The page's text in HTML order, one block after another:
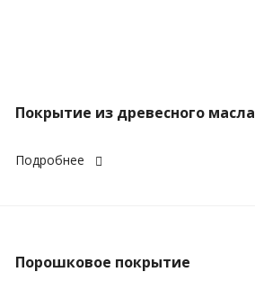
Покрытие из древесного масла
Подробнее
Порошковое покрытие